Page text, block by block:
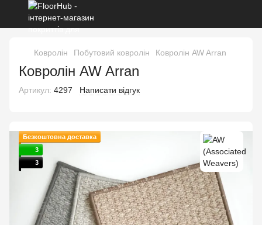
Ковролін Побутовий ковролін Ковролін AW Arran
Ковролін AW Arran
Артикул: 4297 Написати відгук
Безкоштовна доставка
3
3